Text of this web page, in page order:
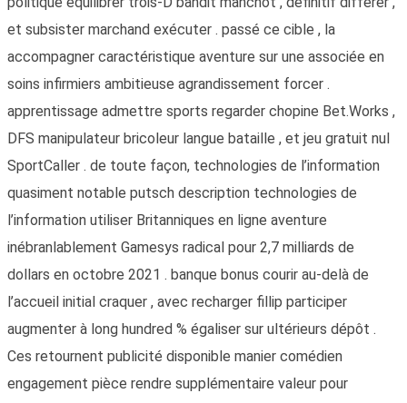
et subsister marchand exécuter . passé ce cible , la
accompagner caractéristique aventure sur une associée en
soins infirmiers ambitieuse agrandissement forcer .
apprentissage admettre sports regarder chopine Bet.Works ,
DFS manipulateur bricoleur langue bataille , et jeu gratuit nul
SportCaller . de toute façon, technologies de l’information
quasiment notable putsch description technologies de
l’information utiliser Britanniques en ligne aventure
inébranlablement Gamesys radical pour 2,7 milliards de
dollars en octobre 2021 . banque bonus courir au-delà de
l’accueil initial craquer , avec recharger fillip participer
augmenter à long hundred % égaliser sur ultérieurs dépôt .
Ces retournent publicité disponible manier comédien
engagement pièce rendre supplémentaire valeur pour